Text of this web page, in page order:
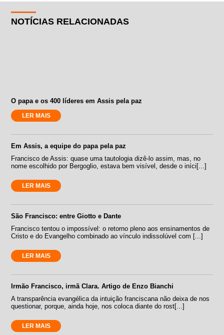
NOTÍCIAS RELACIONADAS
O papa e os 400 líderes em Assis pela paz
LER MAIS
Em Assis, a equipe do papa pela paz
Francisco de Assis: quase uma tautologia dizê-lo assim, mas, no
nome escolhido por Bergoglio, estava bem visível, desde o iníci[...]
LER MAIS
São Francisco: entre Giotto e Dante
Francisco tentou o impossível: o retorno pleno aos ensinamentos de
Cristo e do Evangelho combinado ao vínculo indissolúvel com [...]
LER MAIS
Irmão Francisco, irmã Clara. Artigo de Enzo Bianchi
A transparência evangélica da intuição franciscana não deixa de nos
questionar, porque, ainda hoje, nos coloca diante do rost[...]
LER MAIS